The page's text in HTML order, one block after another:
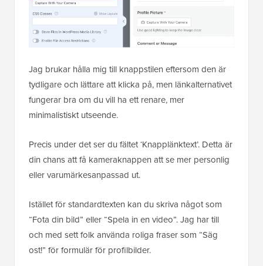
Jag brukar hålla mig till knappstilen eftersom den är
tydligare och lättare att klicka på, men länkalternativet
fungerar bra om du vill ha ett renare, mer
minimalistiskt utseende.
Precis under det ser du fältet ‘Knapplänktext’. Detta är
din chans att få kameraknappen att se mer personlig
eller varumärkesanpassad ut.
Istället för standardtexten kan du skriva något som
“Fota din bild” eller “Spela in en video”. Jag har till
och med sett folk använda roliga fraser som “Säg
ost!” för formulär för profilbilder.